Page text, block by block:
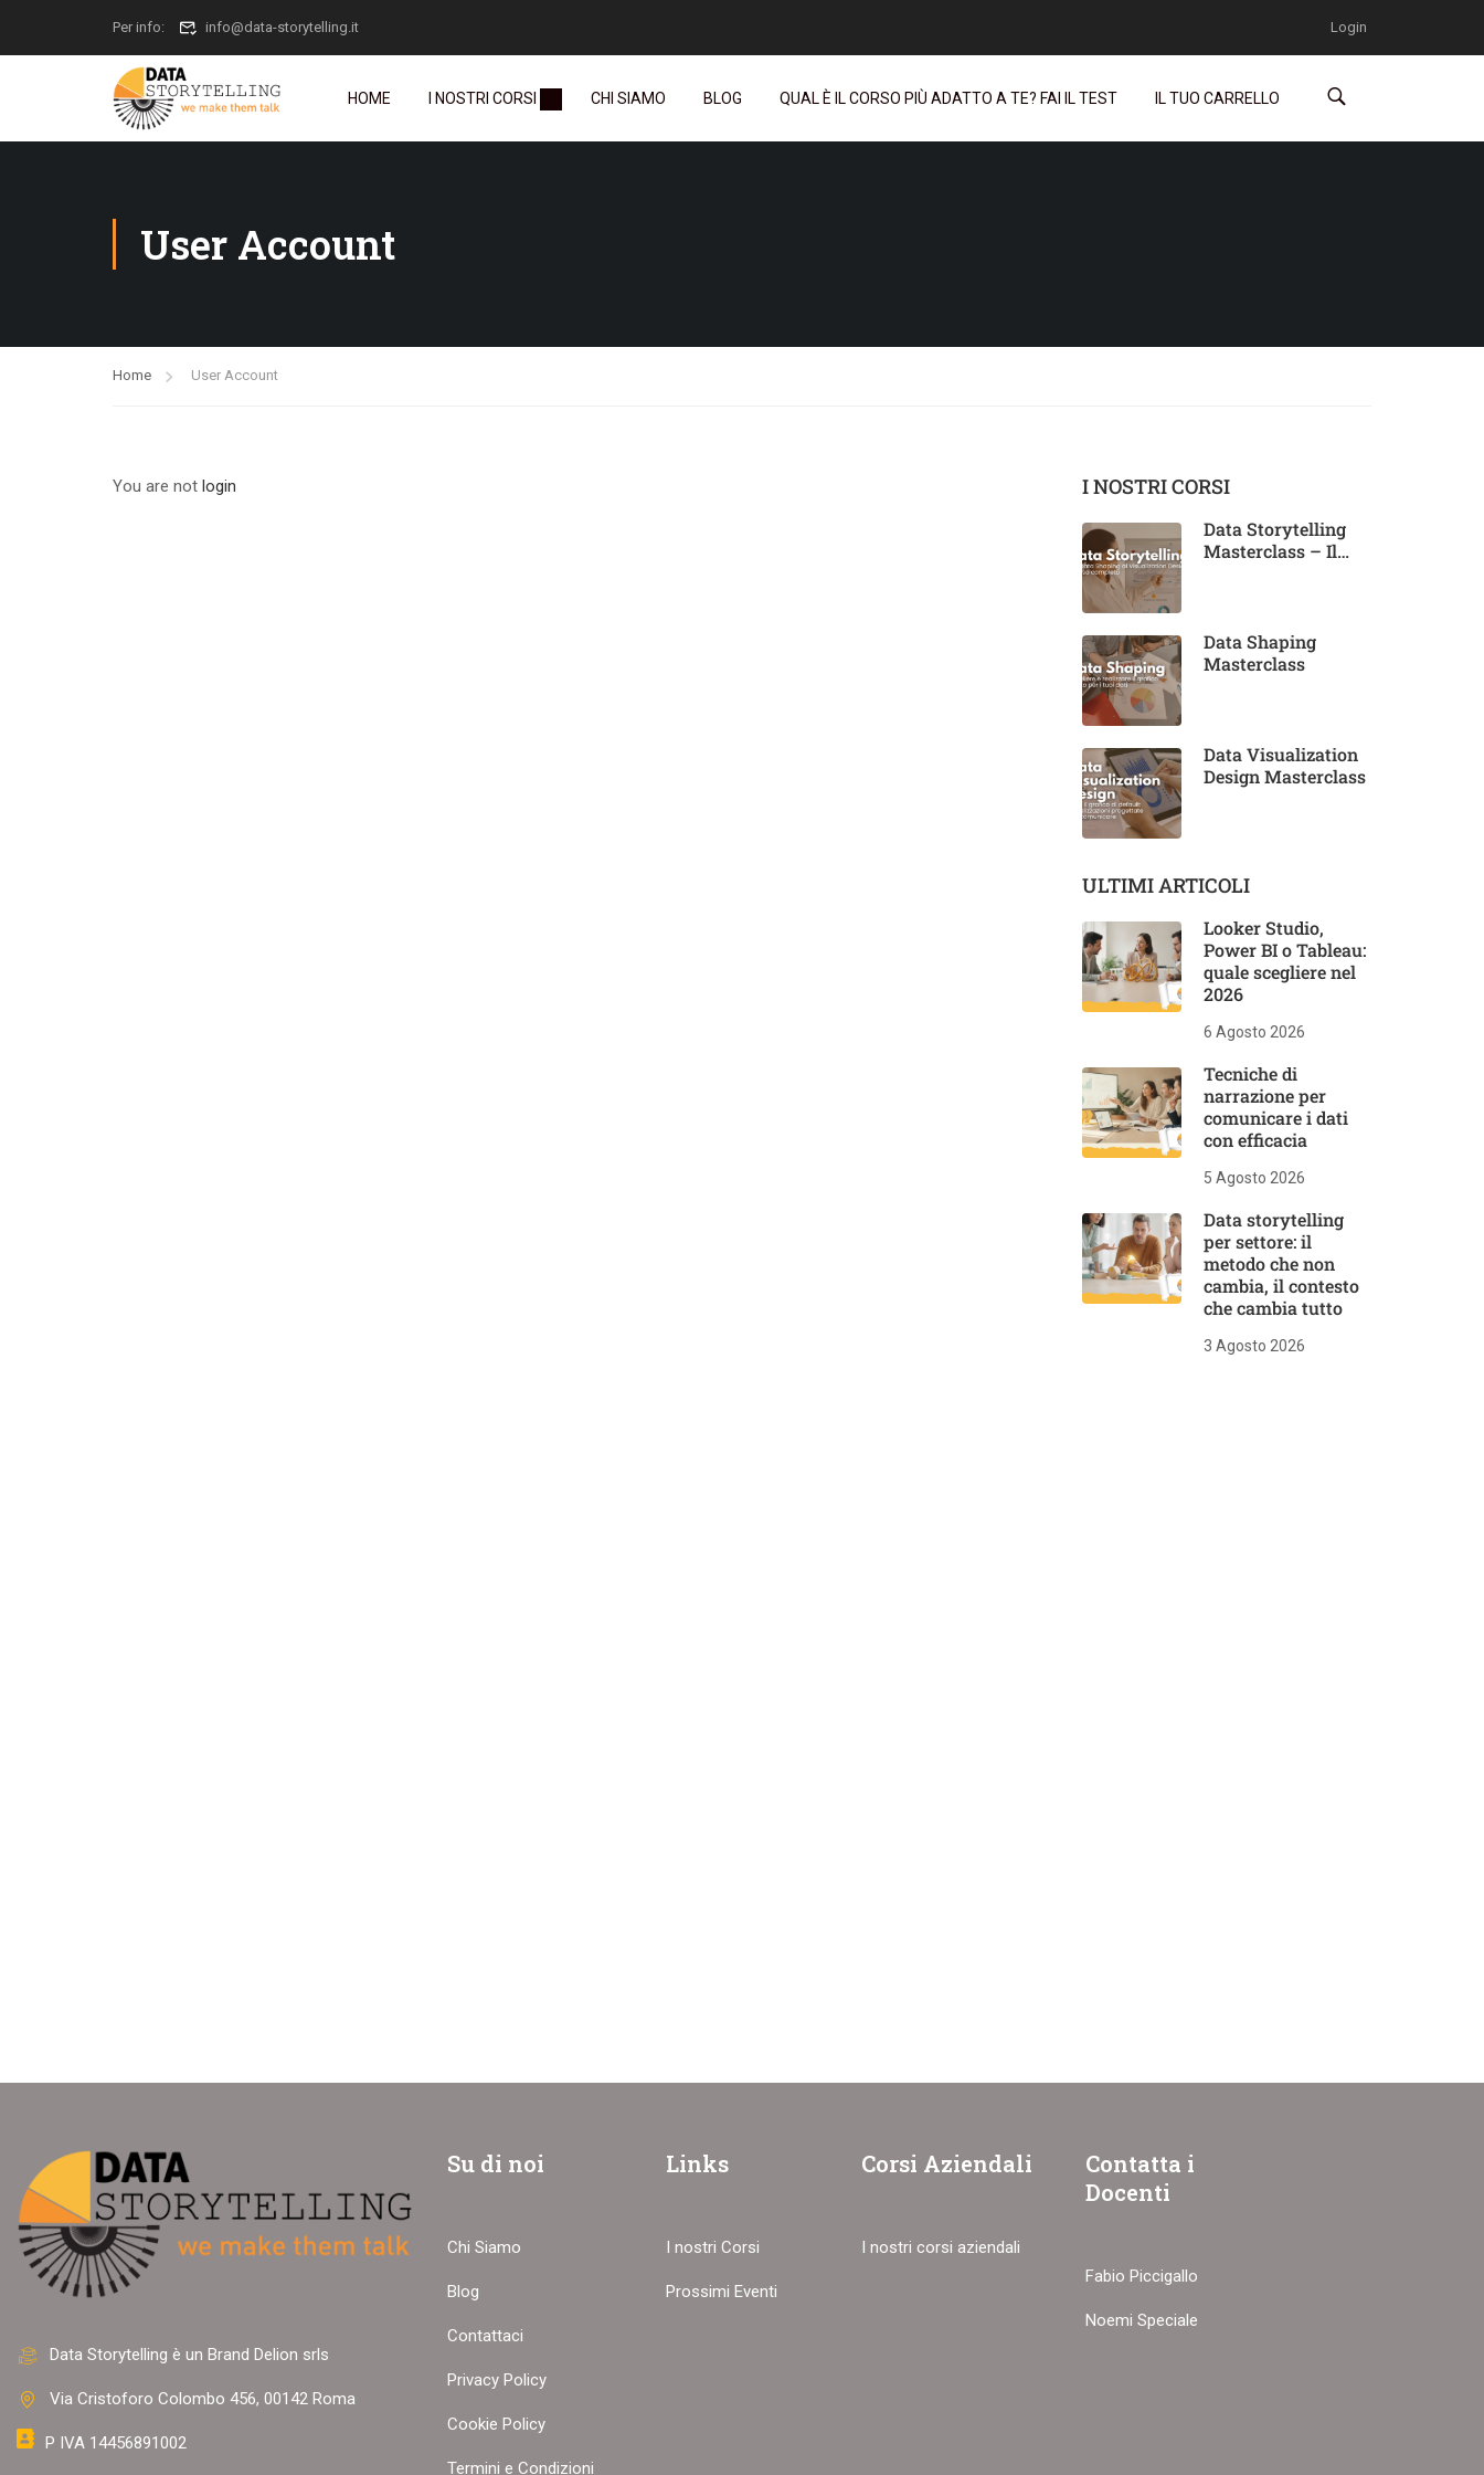
Per info: info@data-storytelling.it Login
HOME I NOSTRI CORSI CHI SIAMO BLOG QUAL È IL CORSO PIÙ ADATTO A TE? FAI IL TEST IL TUO CARRELLO
User Account
Home User Account
You are not login I NOSTRI CORSI
Data Storytelling
Masterclass – Il
Data Shaping
Masterclass
Data Visualization
Design Masterclass
ULTIMI ARTICOLI
Looker Studio,
Power BI o Tableau:
quale scegliere nel
2026
6 Agosto 2026
Tecniche di
narrazione per
comunicare i dati
con efficacia
5 Agosto 2026
Data storytelling
per settore: il
metodo che non
cambia, il contesto
che cambia tutto
3 Agosto 2026
Data Storytelling è un Brand Delion srls
Via Cristoforo Colombo 456, 00142 Roma
P IVA 14456891002
Su di noi
Chi Siamo
Blog
Contattaci
Privacy Policy
Cookie Policy
Termini e Condizioni
Links
I nostri Corsi
Prossimi Eventi
Corsi Aziendali
I nostri corsi aziendali
Contatta i
Docenti
Fabio Piccigallo
Noemi Speciale
VUOI UN CORSO AZIENDALE PERSONALIZZATO?
Scopri la nostra offerta dedicata alle imprese!